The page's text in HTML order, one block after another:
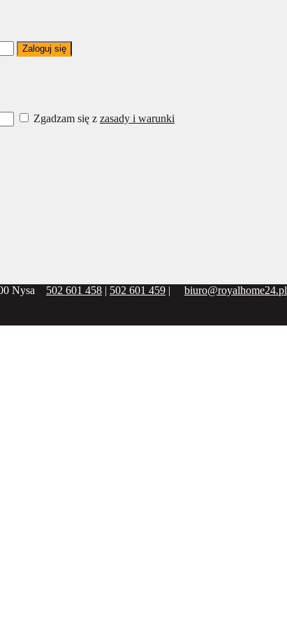
Zaloguj się
Zgadzam się z zasady i warunki
Nysa 502 601 458 | 502 601 459 | biuro@royalhome24.pl